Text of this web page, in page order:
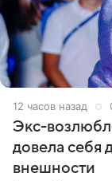
12 часов назад
Экс-
довела себя
внешности